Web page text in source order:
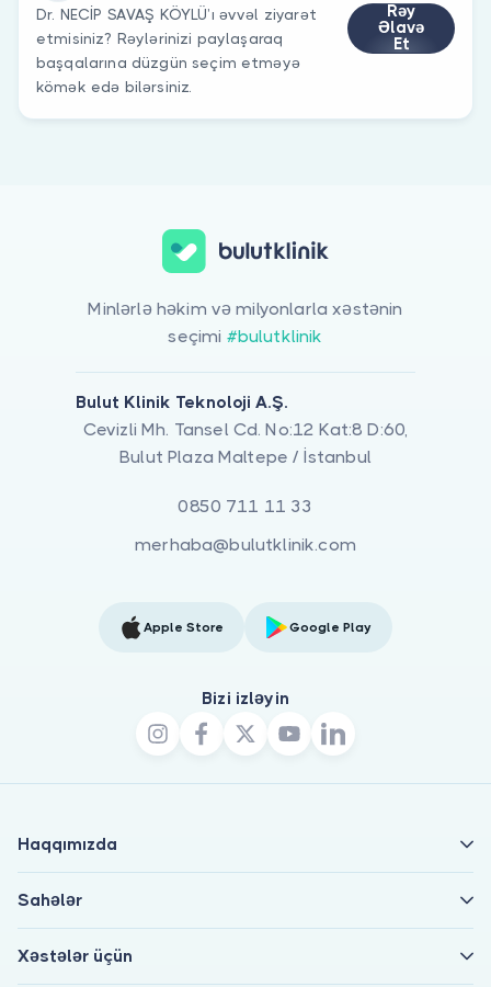
Dr. NECİP SAVAŞ KÖYLÜ’ı əvvəl ziyarət
etmisiniz? Rəylərinizi paylaşaraq
başqalarına düzgün seçim etməyə
kömək edə bilərsiniz.
Rəy
Əlavə
Et
Minlərlə həkim və milyonlarla xəstənin
seçimi #bulutklinik
Bulut Klinik Teknoloji A.Ş.
Cevizli Mh. Tansel Cd. No:12 Kat:8 D:60,
Bulut Plaza Maltepe / İstanbul
0850 711 11 33
merhaba@bulutklinik.com
Apple Store Google Play
Bizi izləyin
Haqqımızda
Sahələr
Xəstələr üçün